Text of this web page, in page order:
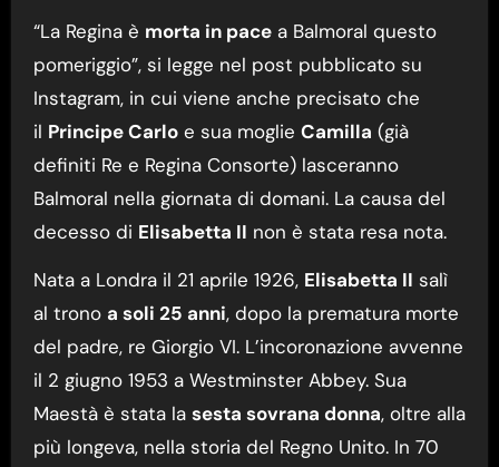
“La Regina è morta in pacea Balmoral questo
pomeriggio”, si legge nel post pubblicato su
Instagram, in cui viene anche precisato che
il Principe Carloe sua moglie Camilla (già
definiti Re e Regina Consorte) lasceranno
Balmoral nella giornata di domani. La causa del
decesso di Elisabetta II non è stata resa nota.
Nata a Londra il 21 aprile 1926, Elisabetta II salì
al trono a soli 25 anni, dopo la prematura morte
del padre, re Giorgio VI. L’incoronazione avvenne
il 2 giugno 1953 a Westminster Abbey. Sua
Maestà è stata la sesta sovrana donna, oltre alla
più longeva, nella storia del Regno Unito. In 70